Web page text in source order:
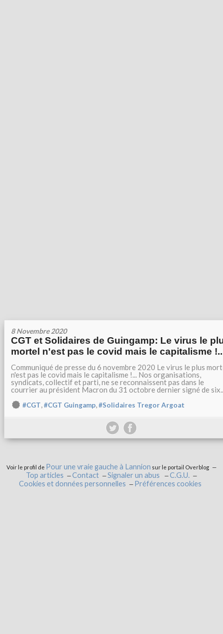
8 Novembre 2020
CGT et Solidaires de Guingamp: Le virus le
mortel n'est pas le covid mais le capitalisme
Communiqué de presse du 6 novembre 2020 Le virus le plus
n'est pas le covid mais le capitalisme !... Nos organisations,
syndicats, collectif et parti, ne se reconnaissent pas dans le
courrier au président Macron du 31 octobre dernier signé de
#CGT,#CGT Guingamp,#Solidaires Tregor Argoat
Voir le profil de Pour une vraie gauche à Lannion sur le portail Overblog
Top articles Contact Signaler un abus
C.G.U.
Cookies et données personnelles
Préférences cookies